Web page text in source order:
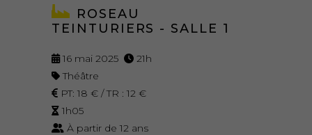
ROSEAU
TEINTURIERS - SALLE 1
16 mai 2025
21h
Théâtre
PT: 18 € / TR : 12 €
1h05
À partir de 12 ans